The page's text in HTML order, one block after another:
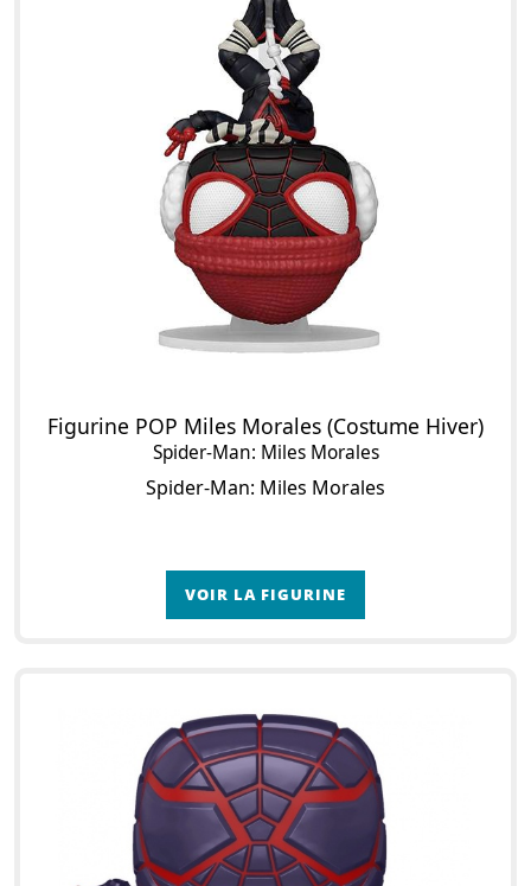
Figurine POP Miles Morales (Costume Hiver)
Spider-Man: Miles Morales
Spider-Man: Miles Morales
VOIR LA FIGURINE